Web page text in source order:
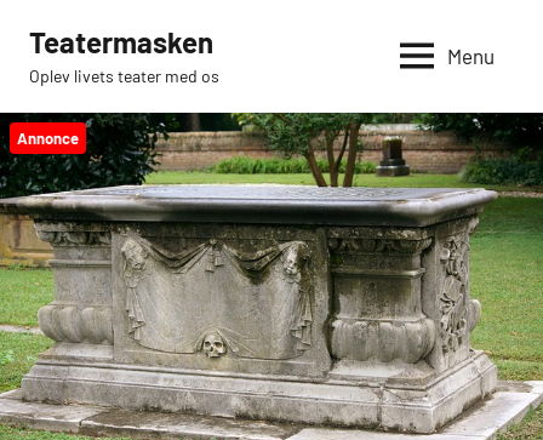
indhold
Teatermasken
Oplev livets teater med os
Menu
Annonce